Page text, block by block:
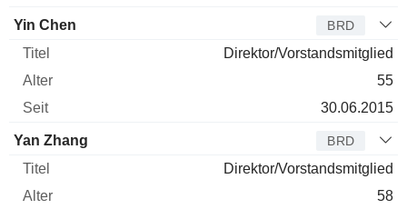
Yin Chen BRD
Direktor/Vorstandsmitglied
55
30.06.2015
Yan Zhang BRD
Direktor/Vorstandsmitglied
58